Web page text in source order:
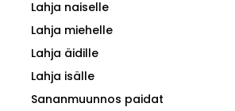
Lahja naiselle
Lahja miehelle
Lahja äidille
Lahja isälle
Sananmuunnos paidat